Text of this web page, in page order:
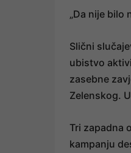
„Da nije bilo
Slični
ubistvo
zasebne
Zelenskog.
Tri zapadna
kampanju